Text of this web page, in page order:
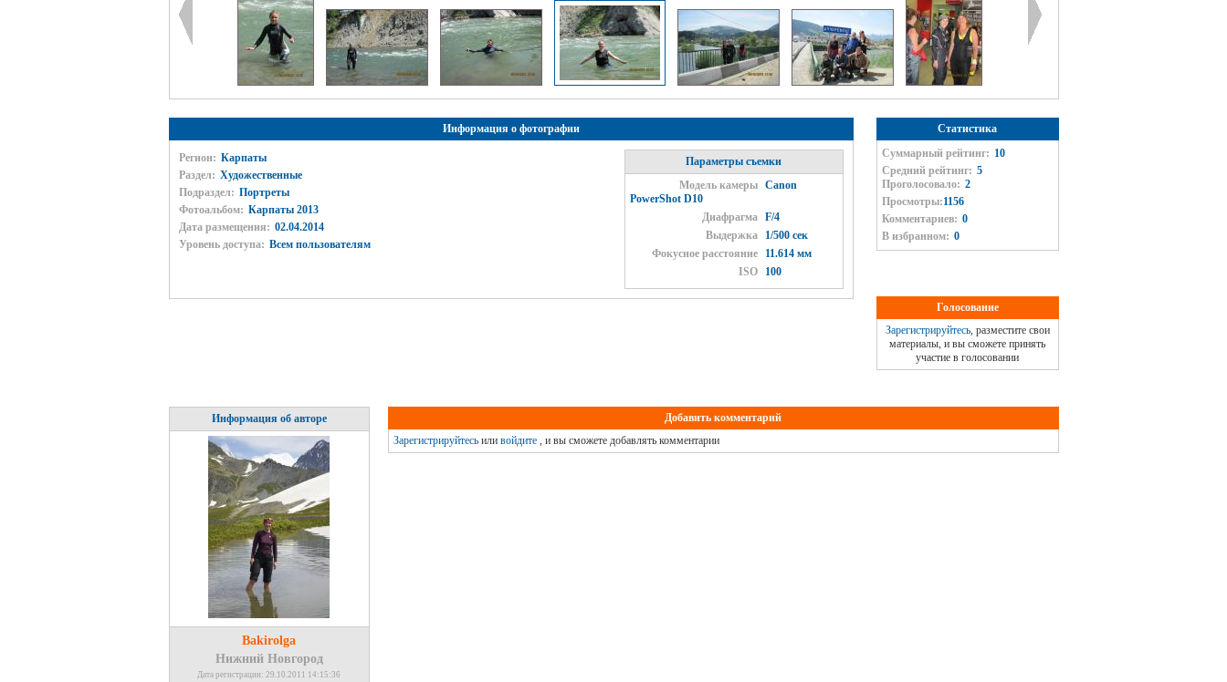
Информация о фотографии
Регион: Карпаты
Раздел: Художественные
Подраздел: Портреты
Фотоальбом: Карпаты 2013
Дата размещения: 02.04.2014
Уровень доступа: Всем пользователям
Параметры съемки
Модель камеры
Canon
PowerShot D10
Диафрагма
F/4
Выдержка
1/500 сек
Фокусное расстояние
11.614 мм
ISO
100
Статистика
Суммарный рейтинг: 10
Средний рейтинг: 5
Проголосовало: 2
Просмотры:1156
Комментариев: 0
В избранном: 0
Голосование
Зарегистрируйтесь, разместите свои
материалы, и вы сможете принять
участие в голосовании
Информация об авторе
Bakirolga
Нижний Новгород
Дата регистрации: 29.10.2011 14:15:36
Добавить комментарий
Зарегистрируйтесьили войдите, и вы сможете добавлять комментарии